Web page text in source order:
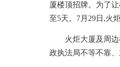
厦楼顶招牌。为了
至5天。7月29日,火
火炬大厦及周边
政执法局不等不靠